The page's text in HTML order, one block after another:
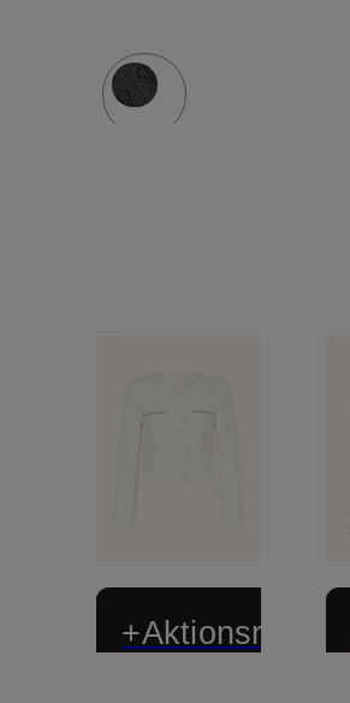
+Aktionsrabatt